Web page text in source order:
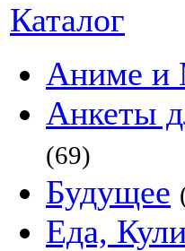
Каталог
Аниме и
Анкеты
(69)
Будущее
Еда,